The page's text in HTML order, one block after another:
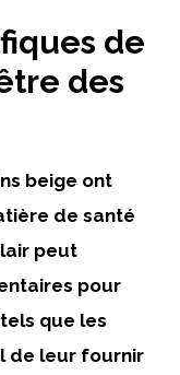
de
des
beige ont
de santé
peut
pour
que les
de leur fournir